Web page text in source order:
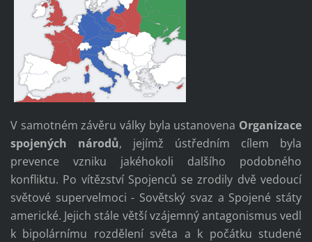
V samotném závěru války byla ustanovena Organizace
spojených národů, jejímž ústředním cílem byla
prevence vzniku jakéhokoli dalšího podobného
konfliktu. Po vítězství Spojenců se zrodily dvě vedoucí
světové supervelmoci - Sovětský svaz a Spojené státy
americké. Jejich stále větší vzájemný antagonismus vedl
k bipolárnímu rozdělení světa a k počátku studené